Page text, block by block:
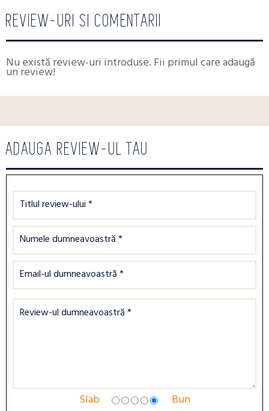
REVIEW-URI SI COMENTARII
Nu există review-uri introduse. Fii primul care adaugă
un review!
ADAUGA REVIEW-UL TAU
Slab Bun